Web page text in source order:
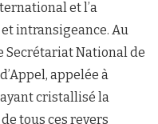
et l’a
intransigeance. Au
Secrétariat National de
appelée à
cristallisé la
tous ces revers